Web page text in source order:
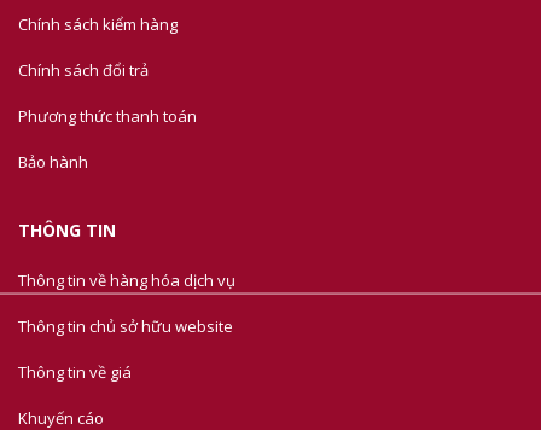
Chính sách kiểm hàng
Chính sách đổi trả
Phương thức thanh toán
Bảo hành
THÔNG TIN
Thông tin về hàng hóa dịch vụ
Thông tin chủ sở hữu website
Thông tin về giá
Khuyến cáo